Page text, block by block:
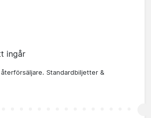
ingår
Standardbiljetter &